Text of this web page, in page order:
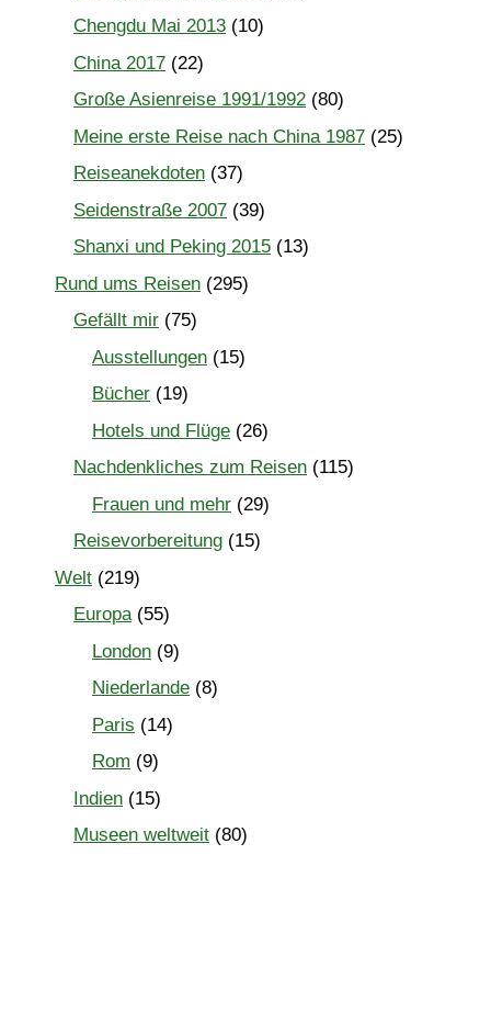
Chengdu Mai 2013 (10)
China 2017 (22)
Große Asienreise 1991/1992 (80)
Meine erste Reise nach China 1987 (25)
Reiseanekdoten (37)
Seidenstraße 2007 (39)
Shanxi und Peking 2015 (13)
Rund ums Reisen (295)
Gefällt mir (75)
Ausstellungen (15)
Bücher (19)
Hotels und Flüge (26)
Nachdenkliches zum Reisen (115)
Frauen und mehr (29)
Reisevorbereitung (15)
Welt (219)
Europa(55)
London (9)
Niederlande (8)
Paris (14)
Rom (9)
Indien (15)
Museen weltweit (80)